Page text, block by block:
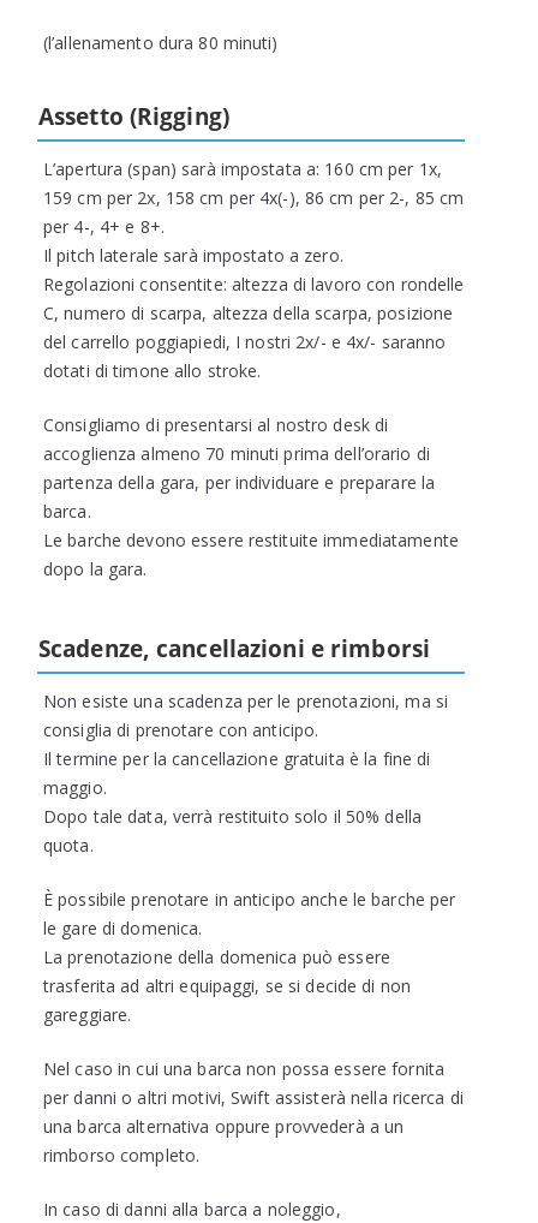
(l’allenamento dura 80 minuti)
Assetto (Rigging)
L’apertura (span) sarà impostata a: 160 cm per 1x,
159 cm per 2x, 158 cm per 4x(-), 86 cm per 2-, 85 cm
per 4-, 4+ e 8+.
Il pitch laterale sarà impostato a zero.
Regolazioni consentite: altezza di lavoro con rondelle
C, numero di scarpa, altezza della scarpa, posizione
del carrello poggiapiedi, I nostri 2x/- e 4x/- saranno
dotati di timone allo stroke.
Consigliamo di presentarsi al nostro desk di
accoglienza almeno 70 minuti prima dell’orario di
partenza della gara, per individuare e preparare la
barca.
Le barche devono essere restituite immediatamente
dopo la gara.
Scadenze, cancellazioni e rimborsi
Non esiste una scadenza per le prenotazioni, ma si
consiglia di prenotare con anticipo.
Il termine per la cancellazione gratuita è la fine di
maggio.
Dopo tale data, verrà restituito solo il 50% della
quota.
È possibile prenotare in anticipo anche le barche per
le gare di domenica.
La prenotazione della domenica può essere
trasferita ad altri equipaggi, se si decide di non
gareggiare.
Nel caso in cui una barca non possa essere fornita
per danni o altri motivi, Swift assisterà nella ricerca di
una barca alternativa oppure provvederà a un
rimborso completo.
In caso di danni alla barca a noleggio,